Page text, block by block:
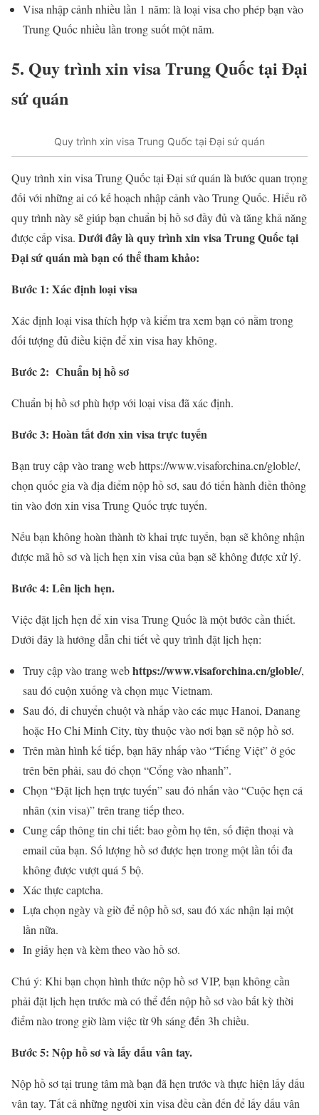
Visa nhập cảnh nhiều lần 1 năm: là loại visa cho phép bạn vào
Trung Quốc nhiều lần trong suốt một năm.
5. Quy trình xin visa Trung Quốc tại Đại
sứ quán
Quy trình xin visa Trung Quốc tại Đại sứ quán
Quy trình xin visa Trung Quốc tại Đại sứ quán là bước quan trọng
đối với những ai có kế hoạch nhập cảnh vào Trung Quốc. Hiểu rõ
quy trình này sẽ giúp bạn chuẩn bị hồ sơ đầy đủ và tăng khả năng
được cấp visa. Dưới đây là quy trình xin visa Trung Quốc tại
Đại sứ quán mà bạn có thể tham khảo:
Bước 1: Xác định loại visa
Xác định loại visa thích hợp và kiểm tra xem bạn có nằm trong
đối tượng đủ điều kiện để xin visa hay không.
Bước 2: Chuẩn bị hồ sơ
Chuẩn bị hồ sơ phù hợp với loại visa đã xác định.
Bước 3: Hoàn tất đơn xin visa trực tuyến
Bạn truy cập vào trang web https://www.visaforchina.cn/globle/,
chọn quốc gia và địa điểm nộp hồ sơ, sau đó tiến hành điền thông
tin vào đơn xin visa Trung Quốc trực tuyến.
Nếu bạn không hoàn thành tờ khai trực tuyến, bạn sẽ không nhận
được mã hồ sơ và lịch hẹn xin visa của bạn sẽ không được xử lý.
Bước 4: Lên lịch hẹn.
Việc đặt lịch hẹn để xin visa Trung Quốc là một bước cần thiết.
Dưới đây là hướng dẫn chi tiết về quy trình đặt lịch hẹn:
Truy cập vào trang webhttps://www.visaforchina.cn/globle/,
sau đó cuộn xuống và chọn mục Vietnam.
Sau đó, di chuyển chuột và nhấp vào các mục Hanoi, Danang
hoặc Ho Chi Minh City, tùy thuộc vào nơi bạn sẽ nộp hồ sơ.
Trên màn hình kế tiếp, bạn hãy nhấp vào “Tiếng Việt” ở góc
trên bên phải, sau đó chọn “Cổng vào nhanh”.
Chọn “Đặt lịch hẹn trực tuyến” sau đó nhấn vào “Cuộc hẹn cá
nhân (xin visa)” trên trang tiếp theo.
Cung cấp thông tin chi tiết: bao gồm họ tên, số điện thoại và
email của bạn. Số lượng hồ sơ được hẹn trong một lần tối đa
không được vượt quá 5 bộ.
Xác thực captcha.
Lựa chọn ngày và giờ để nộp hồ sơ, sau đó xác nhận lại một
lần nữa.
In giấy hẹn và kèm theo vào hồ sơ.
Chú ý: Khi bạn chọn hình thức nộp hồ sơ VIP, bạn không cần
phải đặt lịch hẹn trước mà có thể đến nộp hồ sơ vào bất kỳ thời
điểm nào trong giờ làm việc từ 9h sáng đến 3h chiều.
Bước 5: Nộp hồ sơ và lấy dấu vân tay.
Nộp hồ sơ tại trung tâm mà bạn đã hẹn trước và thực hiện lấy dấu
vân tay. Tất cả những người xin visa đều cần đến để lấy dấu vân